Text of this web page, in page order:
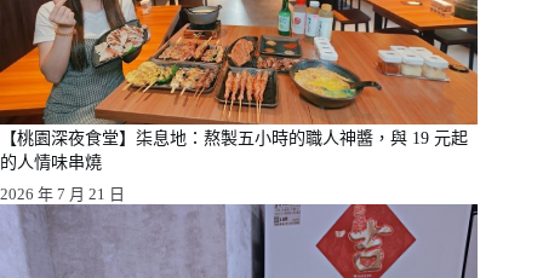
【桃園深夜食堂】柒息地：熬製五小時的職人神醬，與 19 元起
的人情味串燒
2026 年 7 月 21 日